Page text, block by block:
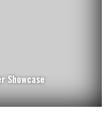
Showcase